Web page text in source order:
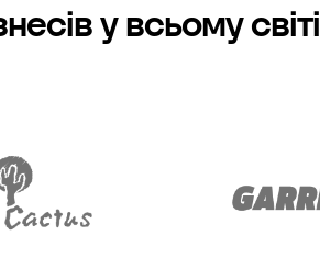
у всьому світі